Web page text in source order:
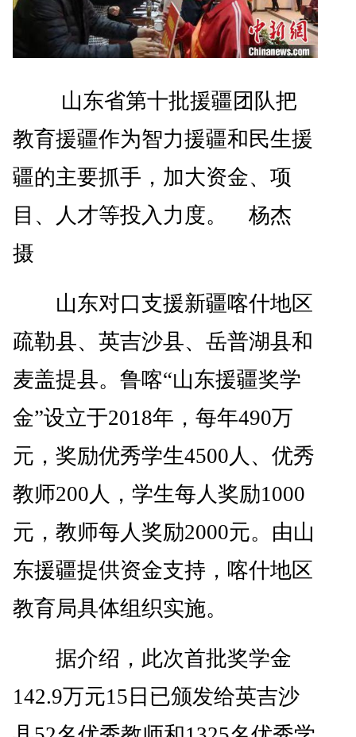
山东省第十批援疆团队把
教育援疆作为智力援疆和民生援
疆的主要抓手，加大资金、项
目、人才等投入力度。 杨杰
摄
山东对口支援新疆喀什地区
疏勒县、英吉沙县、岳普湖县和
麦盖提县。鲁喀“山东援疆奖学
金”设立于2018年，每年490万
元，奖励优秀学生4500人、优秀
教师200人，学生每人奖励1000
元，教师每人奖励2000元。由山
东援疆提供资金支持，喀什地区
教育局具体组织实施。
据介绍，此次首批奖学金
142.9万元15日已颁发给英吉沙